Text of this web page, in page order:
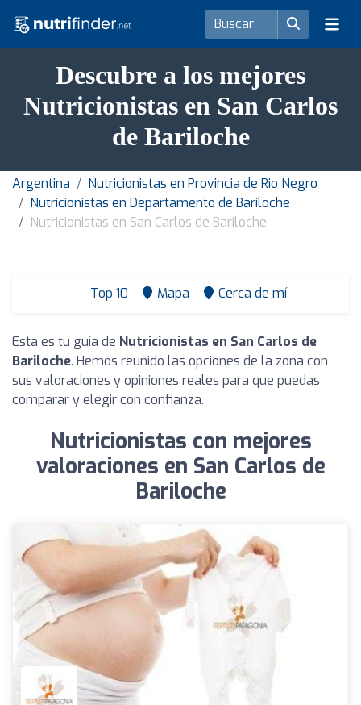
Descubre a los mejores
Nutricionistas en San Carlos
de Bariloche
Argentina
Nutricionistas en Provincia de Rio Negro
Nutricionistas en Departamento de Bariloche
Nutricionistas en San Carlos de Bariloche
Top 10 Mapa Cerca de mí
Esta es tu guía de Nutricionistas en San Carlos de
Bariloche. Hemos reunido las opciones de la zona con
sus valoraciones y opiniones reales para que puedas
comparar y elegir con confianza.
Nutricionistas con mejores
valoraciones en San Carlos de
Bariloche